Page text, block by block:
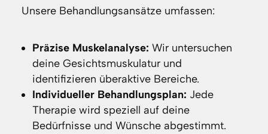
Unsere Behandlungsansätze umfassen:
Präzise Muskelanalyse: Wir untersuchen
deine Gesichtsmuskulatur und
identifizieren überaktive Bereiche.
Individueller Behandlungsplan: Jede
Therapie wird speziell auf deine
Bedürfnisse und Wünsche abgestimmt.